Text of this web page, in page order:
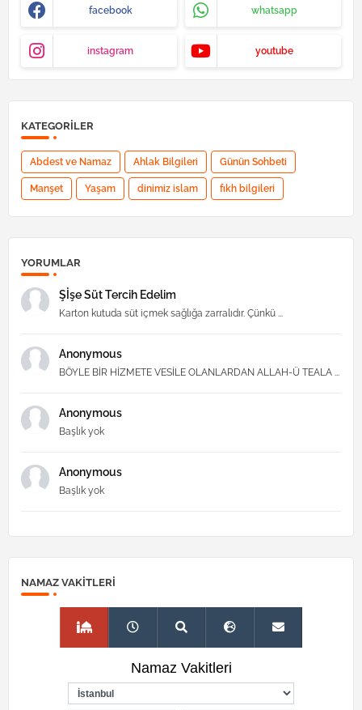
facebook whatsapp
instagram youtube
KATEGORILER
Abdest ve Namaz Ahlak Bilgileri Günün Sohbeti
Manşet Yaşam dinimiz islam fıkh bilgileri
YORUMLAR
Şİşe Süt Tercih Edelim
Karton kutuda süt içmek sağlığa zarralıdır. Çünkü ...
Anonymous
BÖYLE BİR HİZMETE VESİLE OLANLARDAN ALLAH-Ü TEALA ...
Anonymous
Başlık yok
Anonymous
Başlık yok
NAMAZ VAKITLERI